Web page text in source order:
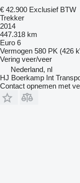
€ 42.900 Exclusief BTW
Trekker
2014
447.318 km
Euro 6
Vermogen 580 PK (426
Vering veer/veer
Nederland, nl
HJ Boerkamp Int
Contact opnemen met